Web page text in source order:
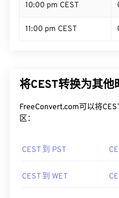
10:00 pm CEST
11:00 pm CEST
将CEST转换为其他
FreeConvert.com可以将
区：
CEST 到 PST
CEST 到 WET